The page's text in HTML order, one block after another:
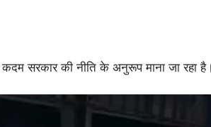
सरकार की नीति के अनुरूप माना जा रहा है।